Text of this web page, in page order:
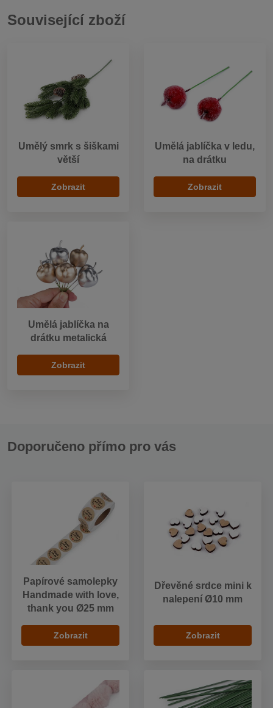
Související zboží
Umělý smrk s šiškami
větší
Zobrazit
Umělá jablíčka v ledu,
na drátku
Zobrazit
Umělá jablíčka na
drátku metalická
Zobrazit
Doporučeno přímo pro vás
Papírové samolepky
Handmade with love,
thank you Ø25 mm
Zobrazit
Dřevěné srdce mini k
nalepení Ø10 mm
Zobrazit